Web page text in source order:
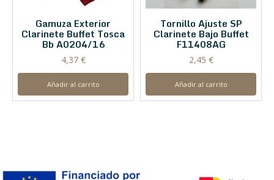
Gamuza Exterior
Clarinete Buffet Tosca
Bb A0204/16
4,37 €
Añadir al carrito
Tornillo Ajuste SP
Clarinete Bajo Buffet
F11408AG
2,45 €
Añadir al carrito